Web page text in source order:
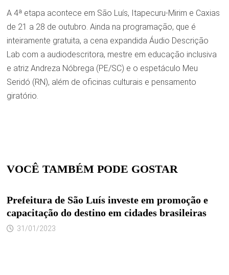
A 4ª etapa acontece em São Luís, Itapecuru-Mirim e Caxias
de 21 a 28 de outubro. Ainda na programação, que é
inteiramente gratuita, a cena expandida Áudio Descrição
Lab com a audiodescritora, mestre em educação inclusiva
e atriz Andreza Nóbrega (PE/SC) e o espetáculo Meu
Seridó (RN), além de oficinas culturais e pensamento
giratório.
VOCÊ TAMBÉM PODE GOSTAR
Prefeitura de São Luís investe em promoção e
capacitação do destino em cidades brasileiras
31/01/2023